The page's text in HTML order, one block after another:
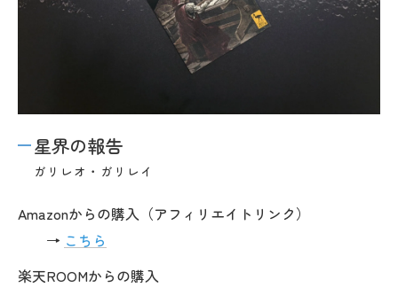
星界の報告
ガリレオ・ガリレイ
Amazonからの購入（アフィリエイトリンク）
→ こちら
楽天ROOMからの購入